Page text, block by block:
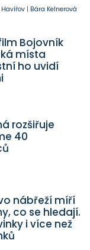
Havířov| Bára Kelnerová
Bojovník
místa
ho uvidí
rozšiřuje
40
nábřeží míří
co se hledají.
i více než